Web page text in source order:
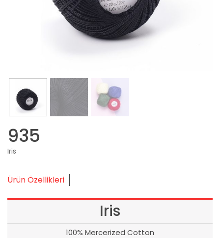
935
Iris
Ürün Özellikleri
Iris
100% Mercerized Cotton